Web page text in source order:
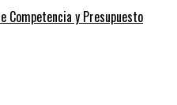
Competencia y Presupuesto